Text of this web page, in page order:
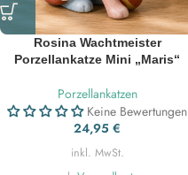
Rosina Wachtmeister
Porzellankatze Mini „Maris“
Porzellankatzen
Keine Bewertungen
24,95 €
inkl. MwSt.